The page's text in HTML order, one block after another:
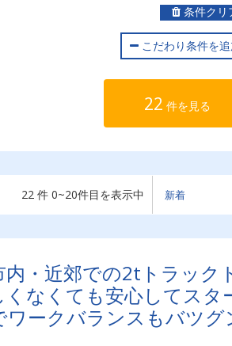
条件クリ
こだわり条件を
22 件を見る
22 件 0~20件目を表示中
内・近郊での2tトラック
なくても安心してスタ
ークバランスもバツグ